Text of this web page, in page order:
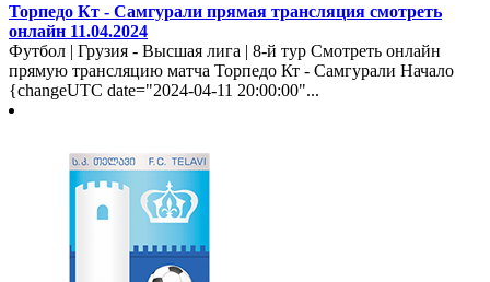
Торпедо Кт - Самгурали прямая трансляция смотреть
онлайн 11.04.2024
Футбол | Грузия - Высшая лига | 8-й тур Смотреть онлайн
прямую трансляцию матча Торпедо Кт - Самгурали Начало
{changeUTC date="2024-04-11 20:00:00"...